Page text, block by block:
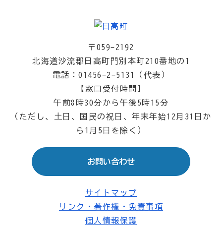
〒059-2192
北海道沙流郡日高町門別本町210番地の1
電話：01456-2-5131（代表）
【窓口受付時間】
午前8時30分から午後5時15分
（ただし、土日、国民の祝日、年末年始12月31日か
ら1月5日を除く）
お問い合わせ
サイトマップ
リンク・著作権・免責事項
個人情報保護